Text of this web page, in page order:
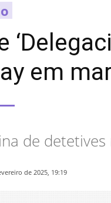
em
de
de 2025, 19:19